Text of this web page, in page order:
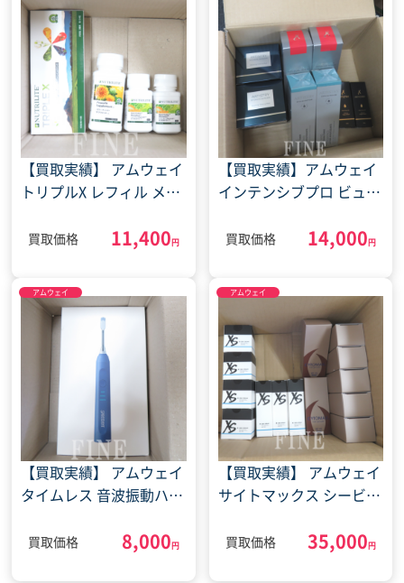
【買取実績】 アムウェイ
トリプルX レフィル メン
ト サプリメント(2024年4
買取価格 11,400円
【買取実績】アムウェイ
インテンシブプロ ビュー
ク スキンNT ハリロー
日)
買取価格 14,000円
アムウェイ
【買取実績】 アムウェイ
タイムレス 音波振動ハブ
買取価格 8,000円
アムウェイ
【買取実績】 アムウェイ
サイトマックス シービィ
クリーム(2022年5月14
買取価格 35,000円